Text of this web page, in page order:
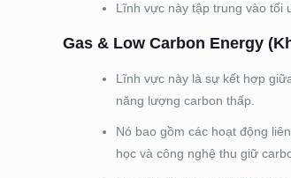
Lĩnh vực này tập trung vào tối
Gas & Low Carbon Energy
Lĩnh vực này là sự kết hợp
năng lượng carbon thấp.
Nó bao gồm các hoạt động
học và công nghệ thu giữ